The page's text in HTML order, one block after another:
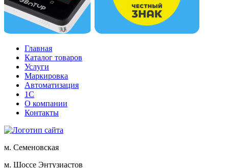
Главная
Каталог товаров
Услуги
Маркировка
Автоматизация
1С
О компании
Контакты
м. Семеновская
м. Шоссе Энтузиастов